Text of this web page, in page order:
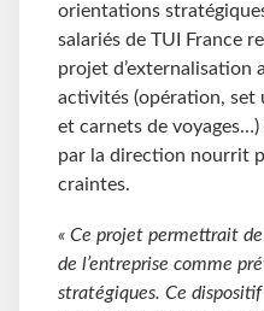
orientations
salariés de TUI France
projet d’externalisation
activités (opération, set
et carnets de
par la direction nourrit
craintes.
« Ce projet permettrait
de l’entreprise comme
stratégiques. Ce